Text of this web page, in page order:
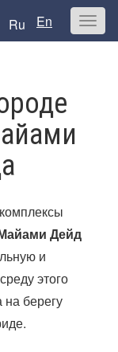
Ru En
Дейд
и
этого
на берегу